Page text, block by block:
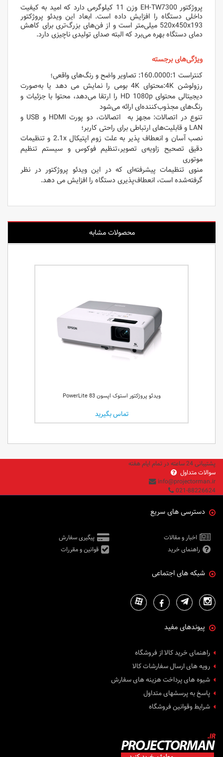
پروژکتور EH-TW7300 وزن 11 کیلوگرمی دارد که امید به کیفیت
داخلی دستگاه را افزایش داده است. ابعاد این ویدئو پروژکتور
520x450x193 میلی‌متر است و از فن‌های بزرگ‌تری برای کاهش
دمای دستگاه بهره می‌برد که البته صدای تولیدی ناچیزی دارد.
ویژگی‌های برجسته
کنتراست 160.0000:1: تصاویر واضح و رنگ‌های واقعی؛
رزولوشن 4K:محتوای 4K بومی را نمایش می دهد یا به‌صورت
دیجیتالی محتوای HD 1080p را ارتقا می‌دهد، محتوا با جزئیات و
رنگ‌های مجذوب‌کننده‌ای ارائه می‌شود
تنوع در اتصالات: مجهز به اتصالات، دو پورت HDMI و USB و
LAN و قابلیت‌های ارتباطی برای راحتی کاربر؛
نصب آسان و انعطاف پذیر به علت زوم اپتیکال 2.1x و تنظیمات
دقیق تصحیح زاویه‌ی تصویر،تنظیم فوکوس و سیستم تنظیم
موتوری
منوی تنظیمات پیشرفته‌ای که در این ویدئو پروژکتور در نظر
گرفته‌شده است، انعطاف‌پذیری دستگاه را افزایش می دهد.
محصولات مشابه
ویدئو پروژکتور استوک اپسون PowerLite 83
تماس بگیرید
پشتیبانی 24 ساعته در تمام ایام هفته
سوالات متداول
info@projectorman.ir
021-88226624
دسترسی های سریع
اخبار و مقالات
پیگیری سفارش
راهنمای خرید
قوانین و مقررات
شبکه های اجتماعی
پیوندهای مفید
راهنمای خرید کالا از فروشگاه
رویه های ارسال سفارشات کالا
شیوه های پرداخت هزینه های سفارش
پاسخ به پرسشهای متداول
شرایط وقوانین فروشگاه